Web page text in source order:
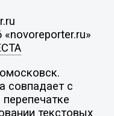
совпадает с
текстовых